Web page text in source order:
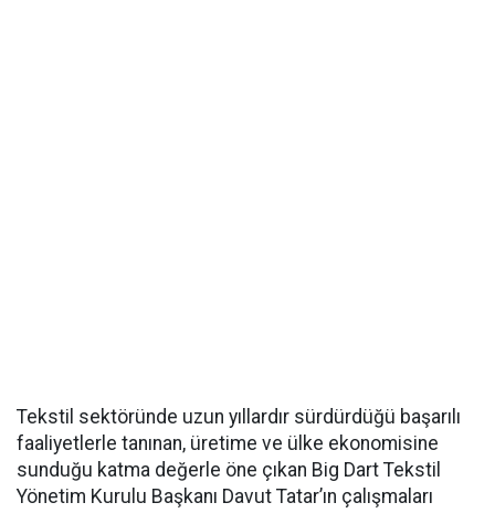
Tekstil sektöründe uzun yıllardır sürdürdüğü başarılı
faaliyetlerle tanınan, üretime ve ülke ekonomisine
sunduğu katma değerle öne çıkan Big Dart Tekstil
Yönetim Kurulu Başkanı Davut Tatar’ın çalışmaları